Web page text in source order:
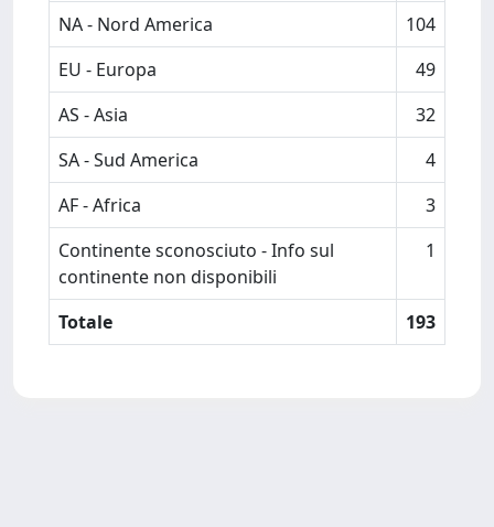
NA - Nord America
104
EU - Europa
49
AS - Asia
32
SA - Sud America
4
AF - Africa
3
Continente sconosciuto - Info sul
continente non disponibili
1
Totale 193